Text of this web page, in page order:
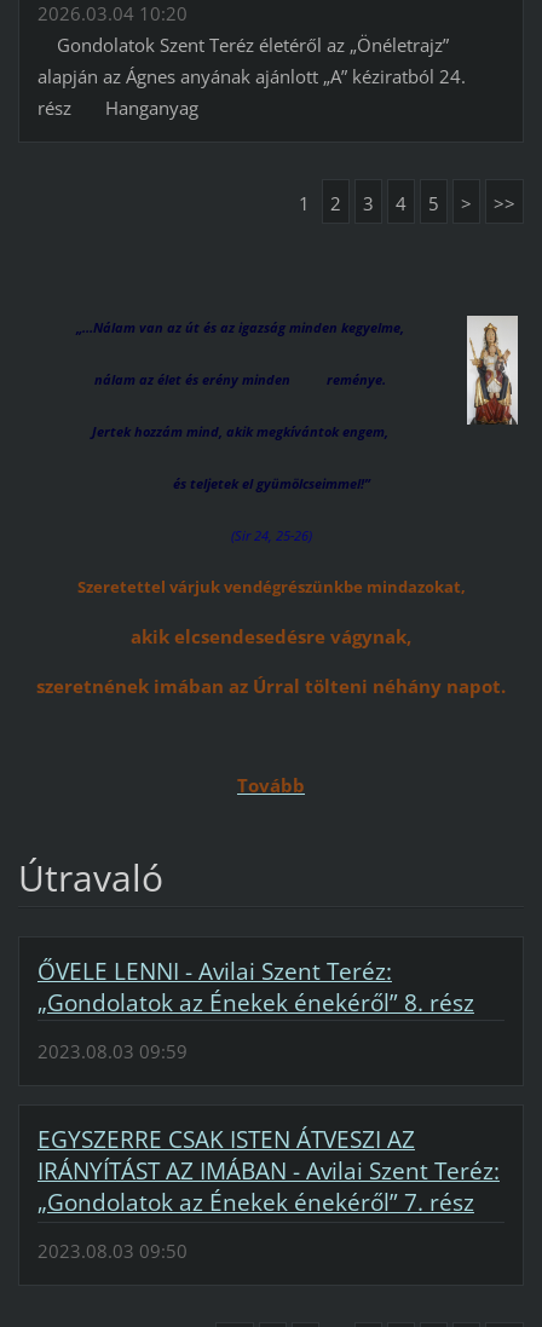
2026.03.04 10:20
Gondolatok Szent Teréz életéről az „Önéletrajz”
alapján az Ágnes anyának ajánlott „A” kéziratból 24.
rész Hanganyag
1 2 3 4 5 > >>
„…Nálam van az út és az igazság minden kegyelme,
nálam az élet és erény minden reménye.
Jertek hozzám mind, akik megkívántok engem,
és teljetek el gyümölcseimmel!”
(Sir 24, 25-26)
Szeretettel várjuk vendégrészünkbe mindazokat,
akik elcsendesedésre vágynak,
szeretnének imában az Úrral tölteni néhány napot.
Tovább
Útravaló
ŐVELE LENNI - Avilai Szent Teréz:
„Gondolatok az Énekek énekéről” 8. rész
2023.08.03 09:59
EGYSZERRE CSAK ISTEN ÁTVESZI AZ
IRÁNYÍTÁST AZ IMÁBAN - Avilai Szent Teréz:
„Gondolatok az Énekek énekéről” 7. rész
2023.08.03 09:50